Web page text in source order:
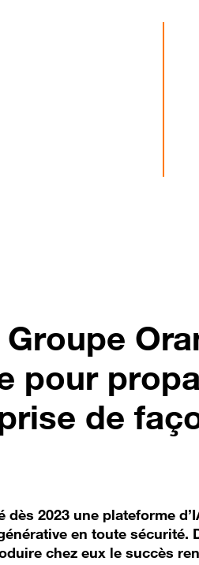
pour
de
dès 2023 une plateforme
en toute
chez eux le succès